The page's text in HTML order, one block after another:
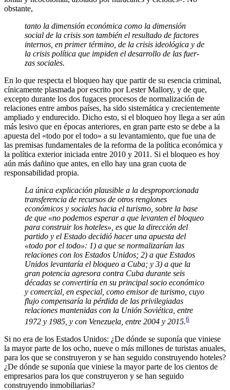
obstante,
tanto la dimensión económica como la dimensión
social de la crisis son tam­bién el resultado de factores
internos, en primer término, de la crisis ideológica y de
la crisis política que impiden el desarrollo de las fuer­
zas sociales.
En lo que respecta el bloqueo hay que partir de su esencia criminal,
cínicamente plasmada por escrito por Lester Mallory, y de que,
excep­to durante los dos fugaces procesos de normalización de
relaciones entre ambos países, ha sido sistemática y crecientemente
ampliado y endurecido. Dicho esto, si el bloqueo hoy llega a ser aún
más lesivo que en épocas anteriores, en gran parte esto se debe a la
apuesta del «todo por el todo» a su levantamiento, que fue una de
las premisas fundamentales de la reforma de la política económica y
la política exterior iniciada entre 2010 y 2011. Si el bloqueo es hoy
aún más dañino que antes, en ello hay una gran cuota de
responsabilidad propia.
La única explicación plausible a la desproporcionada
transferencia de recursos de otros renglones
económicos y sociales hacia el turismo, sobre la base
de que «no podemos esperar a que levanten el bloqueo
para construir los hoteles», es que la dirección del
partido y el Estado decidió hacer una apuesta del
«todo por el todo»: 1) a que se normalizarían las
relaciones con los Estados Unidos; 2) a que Estados
Unidos levantaría el bloqueo a Cuba; y 3) a que la
gran potencia agresora contra Cuba durante seis
décadas se convertiría en su principal socio económico
y comercial, en especial, como emisor de turismo, cuyo
flujo compensaría la pérdida de las privilegiadas
relaciones mantenidas con la Unión Soviética, entre
1972 y 1985, y con Venezuela, entre 2004 y 2015.6
Si no era de los Estados Unidos: ¿De dónde se suponía que viniese
la mayor parte de los ocho, nueve o más millones de turistas anuales,
para los que se construyeron y se han seguido construyendo hoteles?
¿De dónde se suponía que viniese la mayor parte de los cientos de
empresarios para los que construyeron y se han seguido
construyendo inmobiliarias?